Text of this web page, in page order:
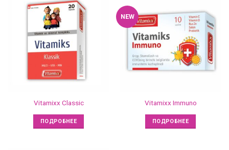
Vitamixx Classic
ПОДРОБНЕЕ
NEW
Vitamixx Immuno
ПОДРОБНЕЕ